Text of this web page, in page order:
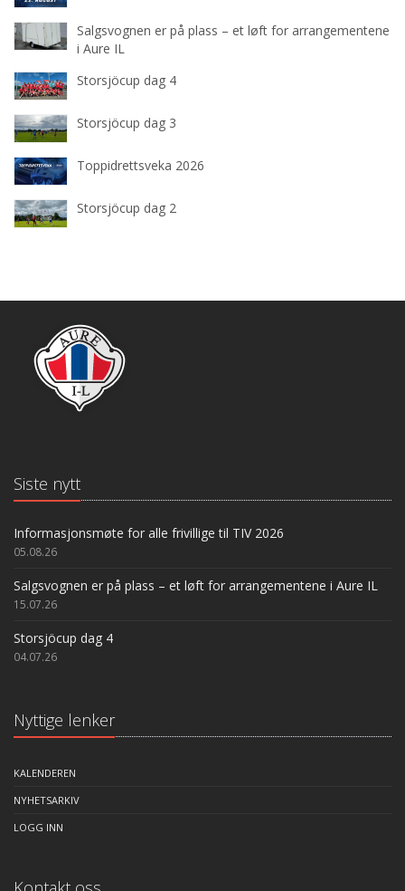
Salgsvognen er på plass – et løft for arrangementene
i Aure IL
Storsjöcup dag 4
Storsjöcup dag 3
Toppidrettsveka 2026
Storsjöcup dag 2
Siste nytt
Informasjonsmøte for alle frivillige til TIV 2026
05.08.26
Salgsvognen er på plass – et løft for arrangementene i Aure IL
15.07.26
Storsjöcup dag 4
04.07.26
Nyttige lenker
KALENDEREN
NYHETSARKIV
LOGG INN